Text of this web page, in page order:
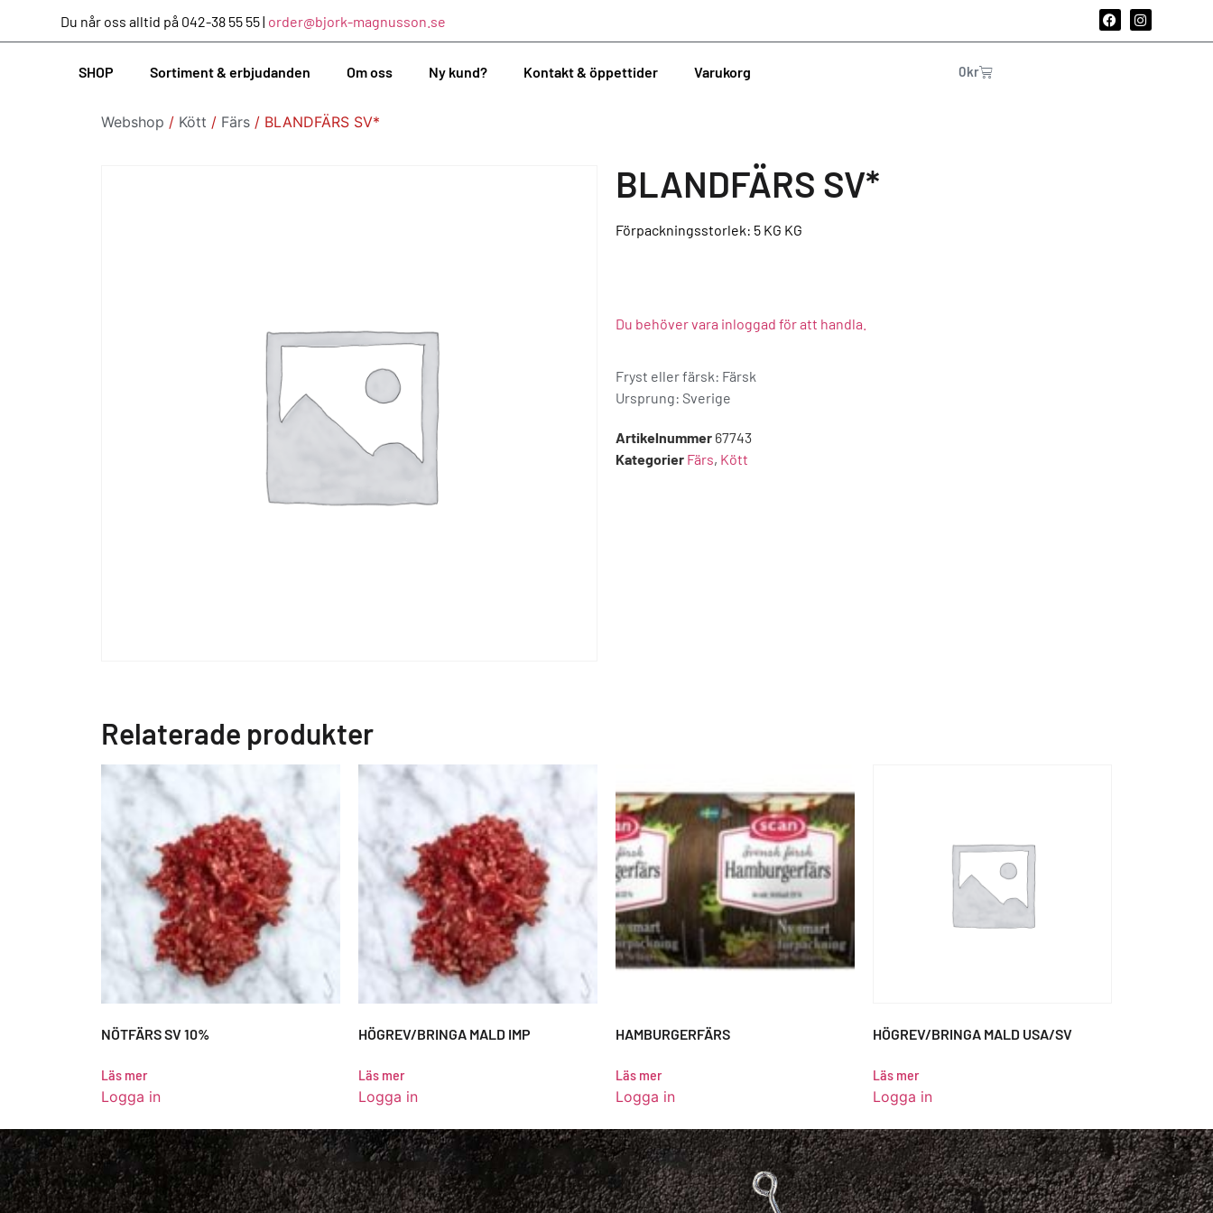
Du når oss alltid på 042-38 55 55 | order@bjork-magnusson.se
SHOP Sortiment & erbjudanden Om oss Ny kund? Kontakt & öppettider Varukorg 0kr
Webshop / Kött / Färs / BLANDFÄRS SV*
BLANDFÄRS SV*
Förpackningsstorlek: 5 KG KG
Du behöver vara inloggad för att handla.
Fryst eller färsk: Färsk
Ursprung: Sverige
Artikelnummer 67743
Kategorier Färs, Kött
Relaterade produkter
NÖTFÄRS SV 10%
Läs mer
Logga in
HÖGREV/BRINGA MALD IMP
Läs mer
Logga in
HAMBURGERFÄRS
Läs mer
Logga in
HÖGREV/BRINGA MALD USA/SV
Läs mer
Logga in